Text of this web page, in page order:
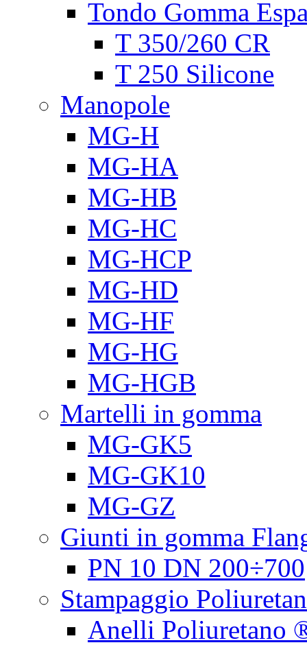
Tondo Gomma
T 350/260 CR
T 250 Silicone
Manopole
MG-H
MG-HA
MG-HB
MG-HC
MG-HCP
MG-HD
MG-HF
MG-HG
MG-HGB
Martelli in gomma
MG-GK5
MG-GK10
MG-GZ
Giunti in gomma
PN 10 DN 200÷700
Stampaggio
Anelli Poliuretano